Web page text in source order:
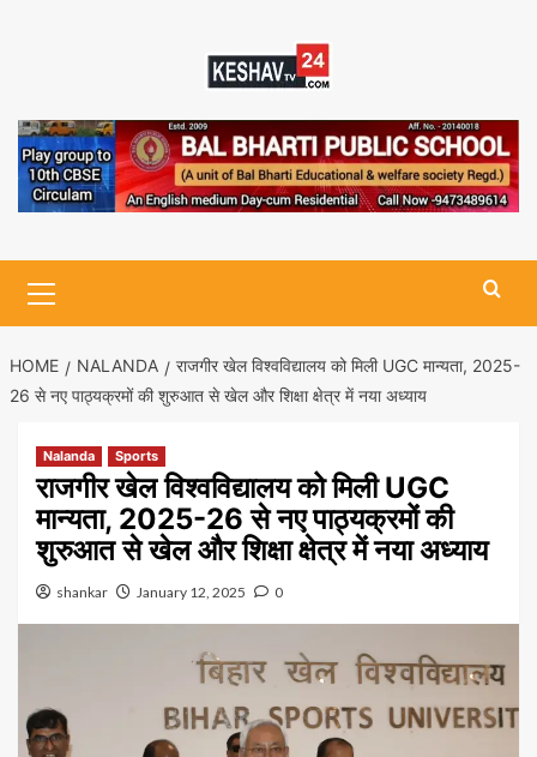
Menu
HOME NALANDA
राजगीर खेल विश्वविद्यालय को मिली UGC मान्यता, 2025-
26 से नए पाठ्यक्रमों की शुरुआत से खेल और शिक्षा क्षेत्र में नया अध्याय
Nalanda Sports
राजगीर खेल विश्वविद्यालय को मिली UGC
मान्यता, 2025-26 से नए पाठ्यक्रमों की
शुरुआत से खेल और शिक्षा क्षेत्र में नया अध्याय
shankar January 12, 2025 0